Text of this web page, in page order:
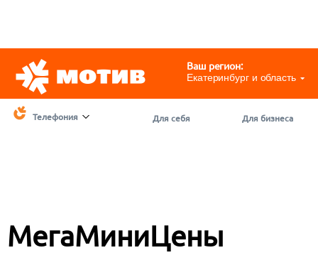
Ваш регион:
Екатеринбург и область
Телефония Для себя Для бизнеса
МегаМиниЦены